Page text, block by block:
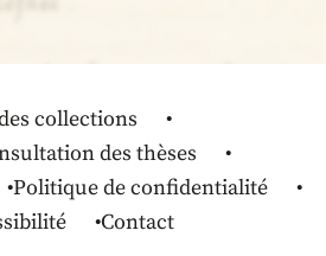
collections
des thèses
Politique de confidentialité
Contact